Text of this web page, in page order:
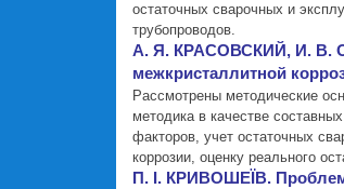
остаточных сварочных и
трубопроводов.
А. Я. КРАСОВСКИЙ, И. В.
межкристаллитной
Рассмотрены методические
методика в качестве
факторов, учет остаточных
коррозии, оценку реального
П. I. КРИВОШЕЇВ.